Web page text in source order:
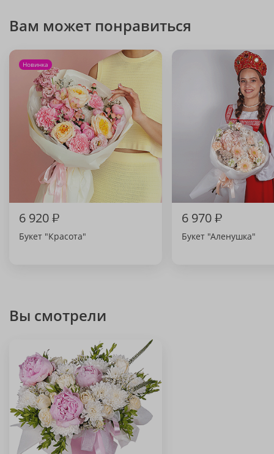
Вам может понравиться
Новинка
6 920₽
Букет "Красота"
6 970₽
Букет "Аленушка"
Вы смотрели